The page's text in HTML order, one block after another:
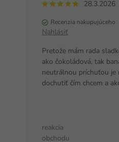
28.3.2026
Recenzia nakupujúceho
Nahlásiť
Pretože mám rada
ako čokoládová, tak
neutrálnou príchuťou je
dochutiť čím chcem a
reakcia
obchodu